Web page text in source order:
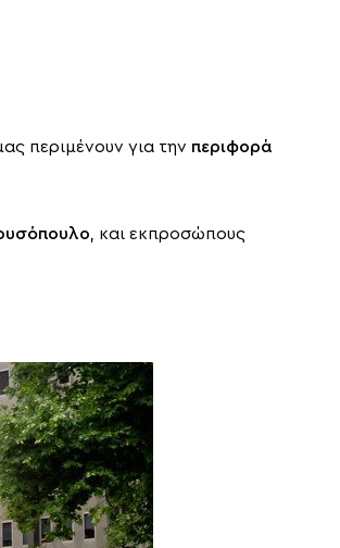
περιμένουν για την περιφορά
, και εκπροσώπους